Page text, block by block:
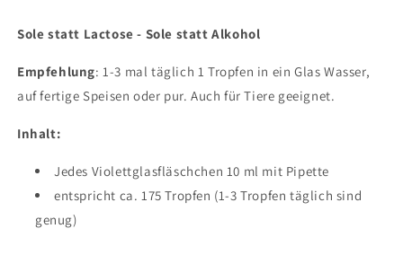
Sole statt Lactose - Sole statt Alkohol
Empfehlung: 1-3 mal täglich 1 Tropfen in ein Glas Wasser,
auf fertige Speisen oder pur. Auch für Tiere geeignet.
Inhalt:
Jedes Violettglasfläschchen 10 ml mit Pipette
entspricht ca. 175 Tropfen (1-3 Tropfen täglich sind
genug)